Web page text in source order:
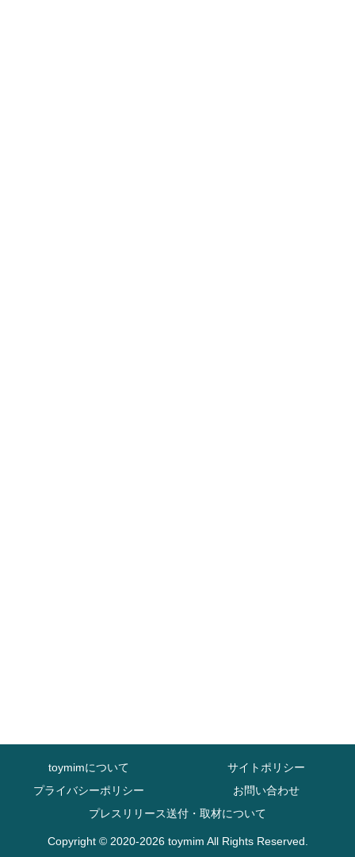
toymimについて
サイトポリシー
プライバシーポリシー
お問い合わせ
プレスリリース送付・取材について
Copyright © 2020-2026 toymim All Rights Reserved.